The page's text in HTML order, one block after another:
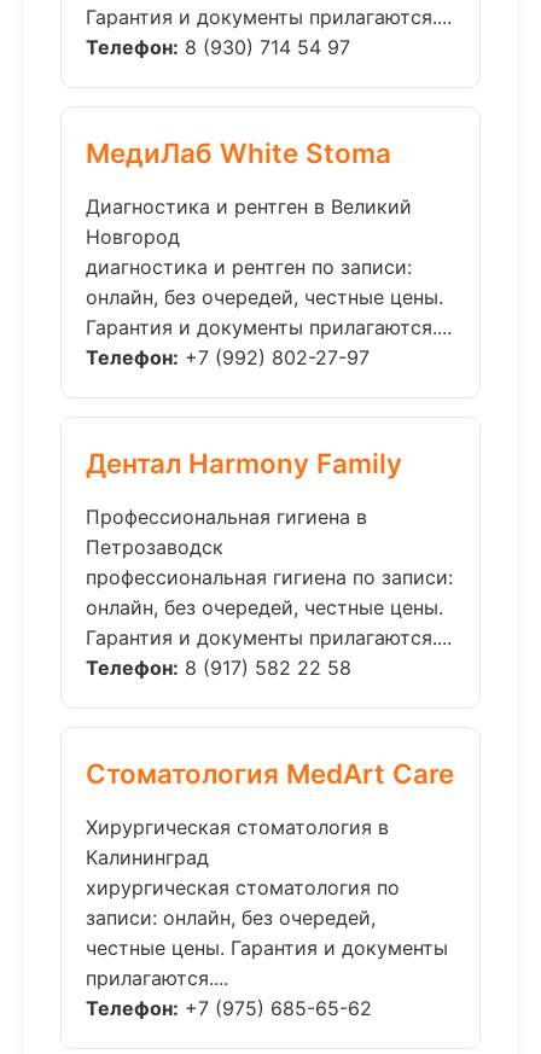
Гарантия и документы прилагаются....
Телефон: 8 (930) 714 54 97
МедиЛаб White Stoma
Диагностика и рентген в Великий
Новгород
диагностика и рентген по записи:
онлайн, без очередей, честные цены.
Гарантия и документы прилагаются....
Телефон: +7 (992) 802-27-97
Дентал Harmony Family
Профессиональная гигиена в
Петрозаводск
профессиональная гигиена по записи:
онлайн, без очередей, честные цены.
Гарантия и документы прилагаются....
Телефон: 8 (917) 582 22 58
Стоматология MedArt Care
Хирургическая стоматология в
Калининград
хирургическая стоматология по
записи: онлайн, без очередей,
честные цены. Гарантия и документы
прилагаются....
Телефон: +7 (975) 685-65-62